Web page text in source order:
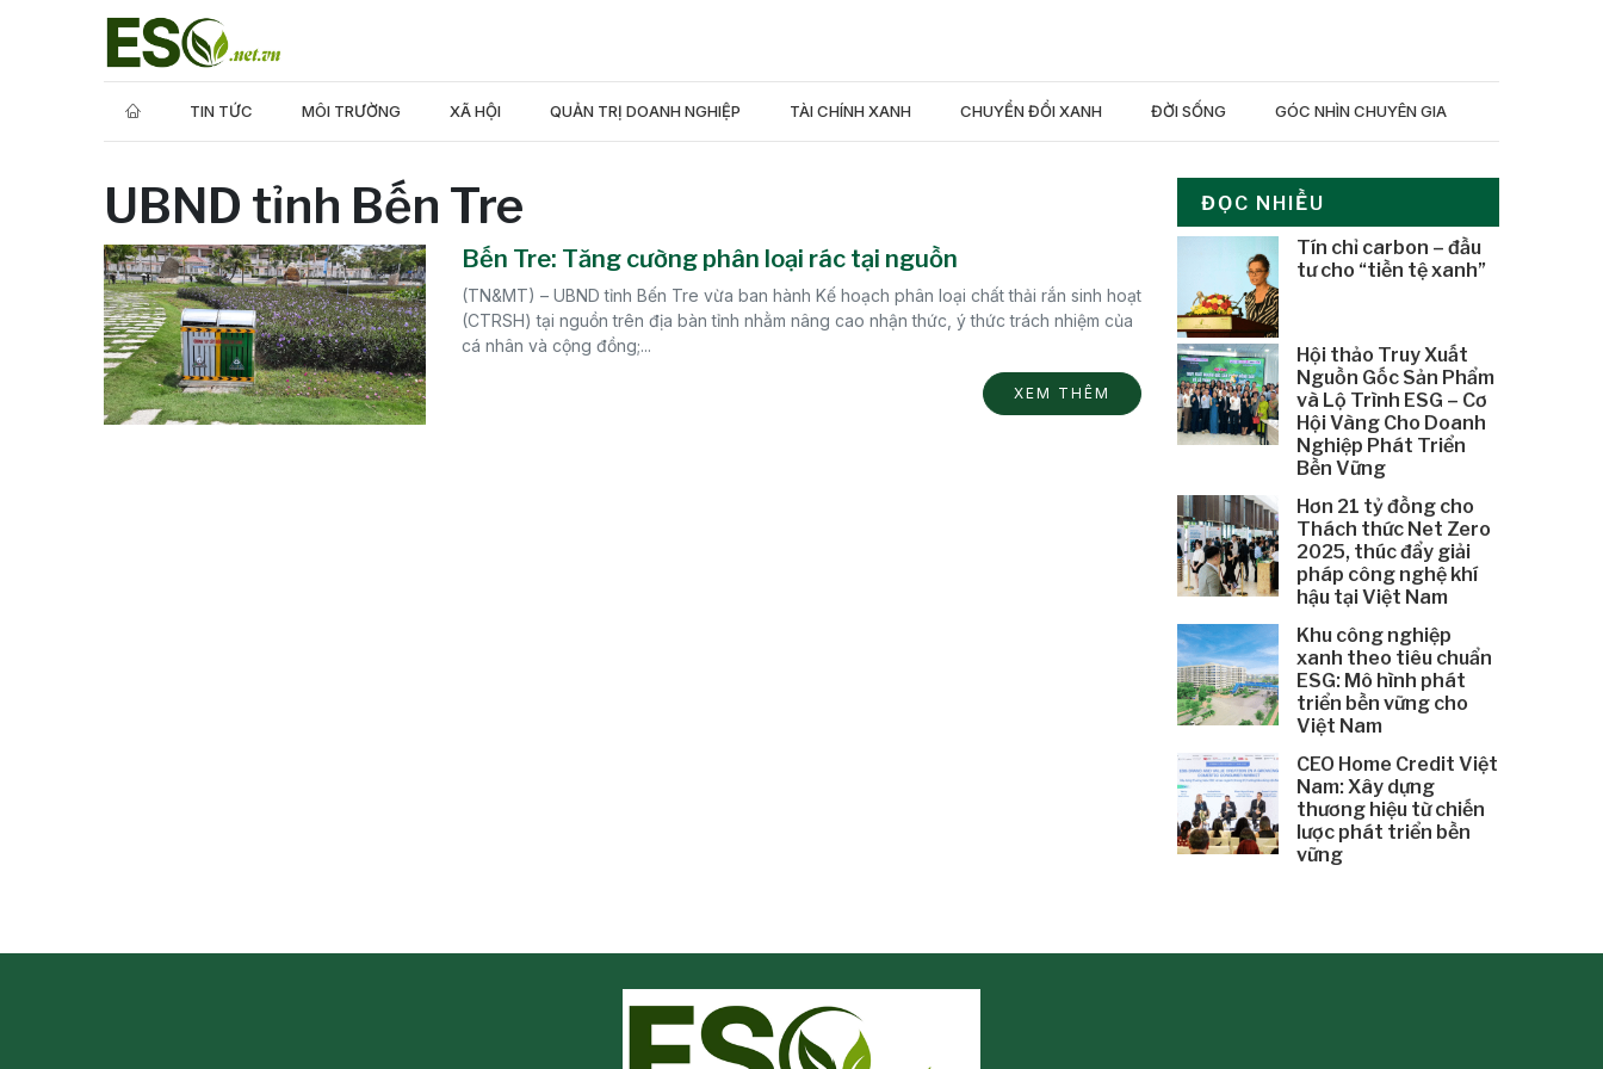
TIN TỨC MÔI TRƯỜNG XÃ HỘI QUẢN TRỊ DOANH NGHIỆP TÀI CHÍNH XANH CHUYỂN ĐỔI XANH ĐỜI SỐNG GÓC NHÌN CHUYÊN GIA
UBND tỉnh Bến Tre
Bến Tre: Tăng cường phân loại rác tại nguồn
(TN&MT) – UBND tỉnh Bến Tre vừa ban hành Kế hoạch phân loại chất thải rắn sinh hoạt
(CTRSH) tại nguồn trên địa bàn tỉnh nhằm nâng cao nhận thức, ý thức trách nhiệm của
cá nhân và cộng đồng;...
XEM THÊM
ĐỌC NHIỀU
Tín chỉ carbon – đầu
tư cho “tiền tệ xanh”
Hội thảo Truy Xuất
Nguồn Gốc Sản Phẩm
và Lộ Trình ESG – Cơ
Hội Vàng Cho Doanh
Nghiệp Phát Triển
Bền Vững
Hơn 21 tỷ đồng cho
Thách thức Net Zero
2025, thúc đẩy giải
pháp công nghệ khí
hậu tại Việt Nam
Khu công nghiệp
xanh theo tiêu chuẩn
ESG: Mô hình phát
triển bền vững cho
Việt Nam
CEO Home Credit Việt
Nam: Xây dựng
thương hiệu từ chiến
lược phát triển bền
vững